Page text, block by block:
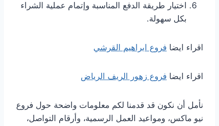
اختيار طريقة الدفع المناسبة وإتمام عملية الشراء
بكل سهولة.
اقراء ايضا فروع ابراهيم القرشي
اقراء ايضا فروع زهور الريف الرياض
نأمل أن نكون قد قدمنا لكم معلومات واضحة حول فروع
نيو ماكس، ومواعيد العمل الرسمية، وأرقام التواصل،